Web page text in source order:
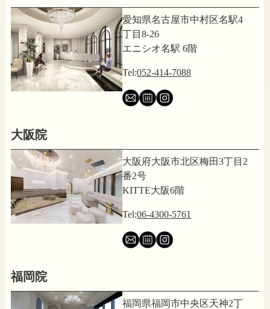
愛知県名古屋市中村区名駅4
丁目8-26
エニシオ名駅 6階
Tel:052-414-7088
大阪院
大阪府大阪市北区梅田3丁目2
番2号
KITTE大阪6階
Tel:06-4300-5761
福岡院
福岡県福岡市中央区天神2丁